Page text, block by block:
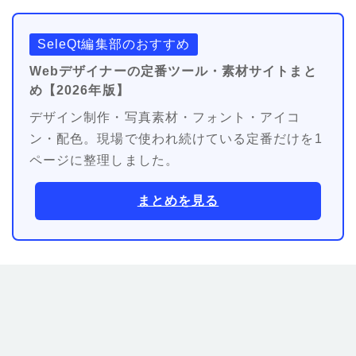
SeleQt編集部のおすすめ
Webデザイナーの定番ツール・素材サイトまと
め【2026年版】
デザイン制作・写真素材・フォント・アイコ
ン・配色。現場で使われ続けている定番だけを1
ページに整理しました。
まとめを見る